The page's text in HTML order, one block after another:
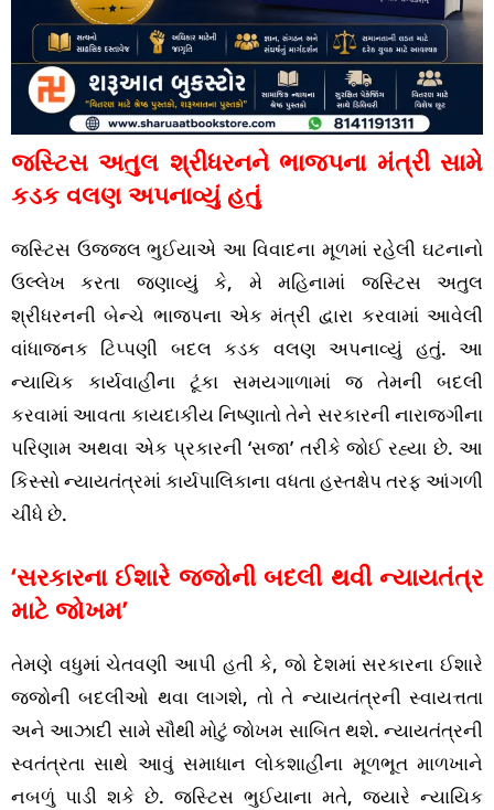
જસ્ટિસ અતુલ શ્રીધરનને ભાજપના મંત્રી સામે
કડક વલણ અપનાવ્યું હતું
જસ્ટિસ ઉજ્જલ ભુઈયાએ આ વિવાદના મૂળમાં રહેલી ઘટનાનો
ઉલ્લેખ કરતા જણાવ્યું કે, મે મહિનામાં જસ્ટિસ અતુલ
શ્રીધરનની બેન્ચે ભાજપના એક મંત્રી દ્વારા કરવામાં આવેલી
વાંધાજનક ટિપ્પણી બદલ કડક વલણ અપનાવ્યું હતું. આ
ન્યાયિક કાર્યવાહીના ટૂંકા સમયગાળામાં જ તેમની બદલી
કરવામાં આવતા કાયદાકીય નિષ્ણાતો તેને સરકારની નારાજગીના
પરિણામ અથવા એક પ્રકારની ‘સજા’ તરીકે જોઈ રહ્યા છે. આ
કિસ્સો ન્યાયતંત્રમાં કાર્યપાલિકાના વધતા હસ્તક્ષેપ તરફ આંગળી
ચીંધે છે.
‘સરકારના ઈશારે જજોની બદલી થવી ન્યાયતંત્ર
માટે જોખમ’
તેમણે વધુમાં ચેતવણી આપી હતી કે, જો દેશમાં સરકારના ઈશારે
જજોની બદલીઓ થવા લાગશે, તો તે ન્યાયતંત્રની સ્વાયત્તતા
અને આઝાદી સામે સૌથી મોટું જોખમ સાબિત થશે. ન્યાયતંત્રની
સ્વતંત્રતા સાથે આવું સમાધાન લોકશાહીના મૂળભૂત માળખાને
નબળું પાડી શકે છે. જસ્ટિસ ભુઈયાના મતે, જ્યારે ન્યાયિક